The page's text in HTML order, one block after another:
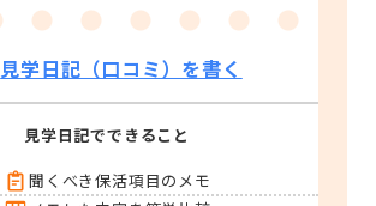
見学日記（口コミ）を書く
見学日記でできること
聞くべき保活項目のメモ